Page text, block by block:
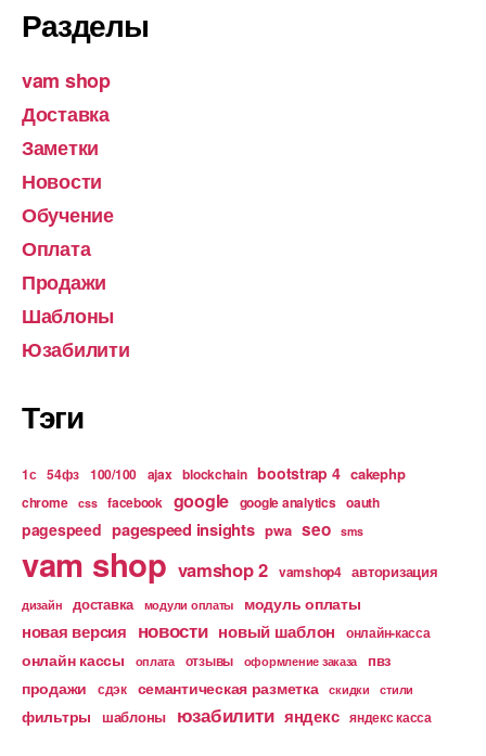
Разделы
vam shop
Доставка
Заметки
Новости
Обучение
Оплата
Продажи
Шаблоны
Юзабилити
Тэги
1с 54фз 100/100 ajax blockchain bootstrap 4 cakephp
chrome css facebook google google analytics oauth
pagespeed pagespeed insights pwa seo sms
vam shop vamshop 2 vamshop4 авторизация
дизайн доставка модули оплаты модуль оплаты
новая версия новости новый шаблон онлайн-касса
онлайн кассы оплата отзывы оформление заказа пвз
продажи сдэк семантическая разметка скидки стили
фильтры шаблоны юзабилити яндекс яндекс касса